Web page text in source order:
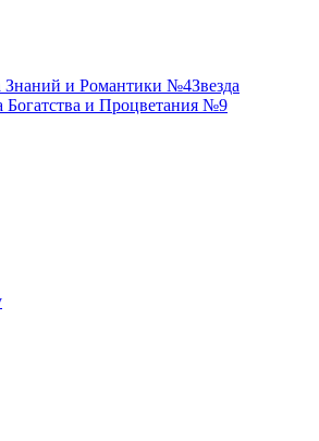
Знаний и Романтики №4Звезда
Богатства и Процветания №9